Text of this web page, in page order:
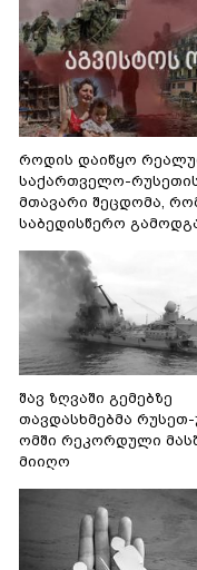
როდის დაიწყო
საქართველო-
მთავარი შეცდომა,
საბედისწერო
შავ ზღვაში გემებზე
თავდასხმებმა რუსეთ-
ომში რეკორდული
მიიღო